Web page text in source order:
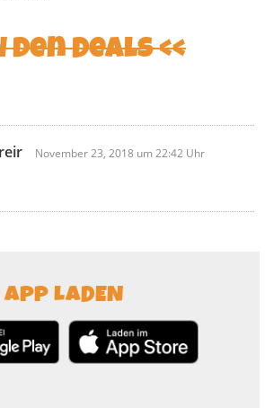
den Deals <<
November 23, 2018 um 22:42 Uhr
APP LADEN